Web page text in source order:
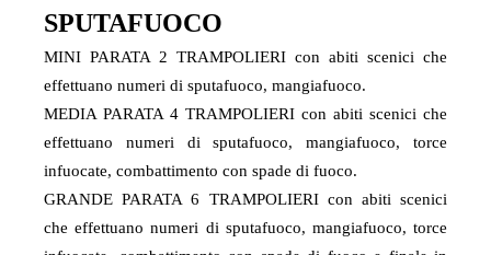
SPUTAFUOCO
MINI PARATA 2 TRAMPOLIERI con abiti scenici che
effettuano numeri di sputafuoco, mangiafuoco.
MEDIA PARATA 4 TRAMPOLIERI con abiti scenici che
effettuano numeri di sputafuoco, mangiafuoco, torce
infuocate, combattimento con spade di fuoco.
GRANDE PARATA 6 TRAMPOLIERI con abiti scenici
che effettuano numeri di sputafuoco, mangiafuoco, torce